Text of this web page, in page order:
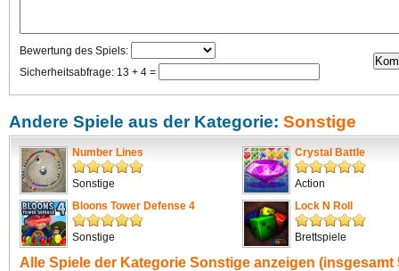
Bewertung des Spiels:
Sicherheitsabfrage: 13 + 4 =
Andere Spiele aus der Kategorie: Sonstige
Number Lines
Sonstige
Crystal Battle
Action
Bloons Tower Defense 4
Sonstige
Lock N Roll
Brettspiele
Alle Spiele der Kategorie Sonstige anzeigen (insgesamt